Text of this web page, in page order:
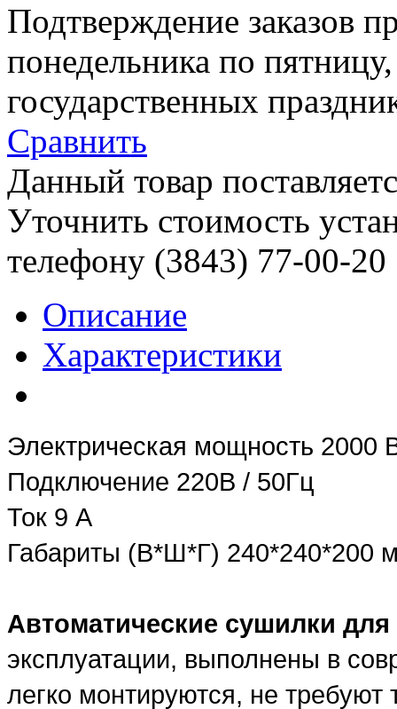
Подтверждение заказов
понедельника по
государственных
Сравнить
Данный товар
Уточнить стоимость
телефону (3843) 77-00-20
Описание
Характеристики
Электрическая мощность 2000
Подключение 220В / 50Гц
Ток 9 А
Габариты (В*Ш*Г) 240*240*200
Автоматические сушилки
эксплуатации, выполнены в
легко монтируются, не требуют